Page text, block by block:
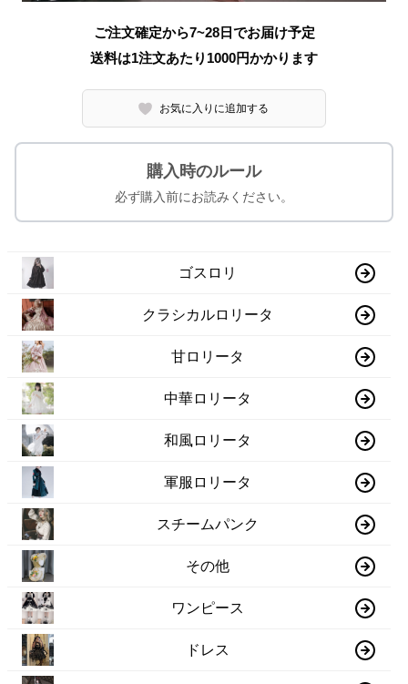
ご注文確定から7~28日でお届け予定
送料は1注文あたり 1000円かかります
お気に入りに追加する
購入時のルール
必ず購入前にお読みください。
ゴスロリ
クラシカルロリータ
甘ロリータ
中華ロリータ
和風ロリータ
軍服ロリータ
スチームパンク
その他
ワンピース
ドレス